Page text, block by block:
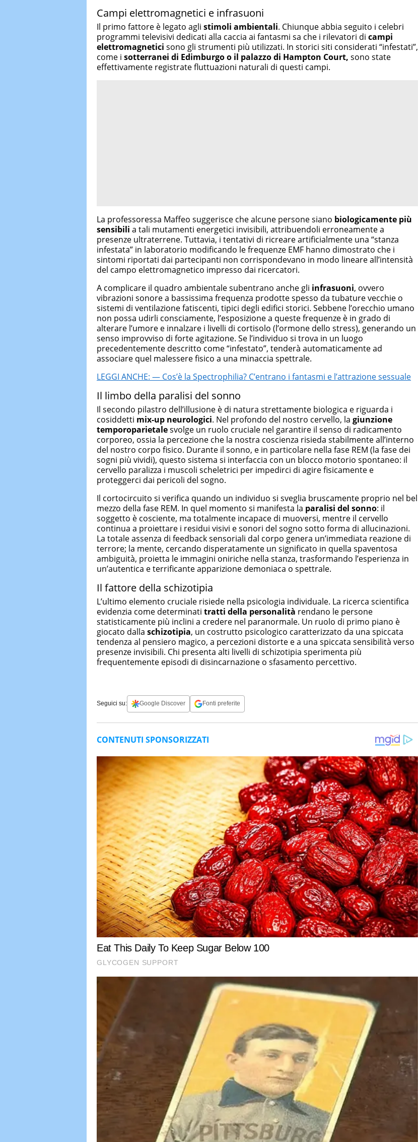
Campi elettromagnetici e infrasuoni
Il primo fattore è legato agli stimoli ambientali. Chiunque abbia seguito i celebri
programmi televisivi dedicati alla caccia ai fantasmi sa che i rilevatori di campi
elettromagnetici sono gli strumenti più utilizzati. In storici siti considerati “infestati”,
come i sotterranei di Edimburgo o il palazzo di Hampton Court, sono state
effettivamente registrate fluttuazioni naturali di questi campi.
La professoressa Maffeo suggerisce che alcune persone siano biologicamente più
sensibili a tali mutamenti energetici invisibili, attribuendoli erroneamente a
presenze ultraterrene. Tuttavia, i tentativi di ricreare artificialmente una “stanza
infestata” in laboratorio modificando le frequenze EMF hanno dimostrato che i
sintomi riportati dai partecipanti non corrispondevano in modo lineare all’intensità
del campo elettromagnetico impresso dai ricercatori.
A complicare il quadro ambientale subentrano anche gli infrasuoni, ovvero
vibrazioni sonore a bassissima frequenza prodotte spesso da tubature vecchie o
sistemi di ventilazione fatiscenti, tipici degli edifici storici. Sebbene l’orecchio umano
non possa udirli consciamente, l’esposizione a queste frequenze è in grado di
alterare l’umore e innalzare i livelli di cortisolo (l’ormone dello stress), generando un
senso improvviso di forte agitazione. Se l’individuo si trova in un luogo
precedentemente descritto come “infestato”, tenderà automaticamente ad
associare quel malessere fisico a una minaccia spettrale.
LEGGI ANCHE: — Cos’è la Spectrophilia? C’entrano i fantasmi e l’attrazione sessuale
Il limbo della paralisi del sonno
Il secondo pilastro dell’illusione è di natura strettamente biologica e riguarda i
cosiddetti mix-up neurologici. Nel profondo del nostro cervello, la giunzione
temporoparietalesvolge un ruolo cruciale nel garantire il senso di radicamento
corporeo, ossia la percezione che la nostra coscienza risieda stabilmente all’interno
del nostro corpo fisico. Durante il sonno, e in particolare nella fase REM (la fase dei
sogni più vividi), questo sistema si interfaccia con un blocco motorio spontaneo: il
cervello paralizza i muscoli scheletrici per impedirci di agire fisicamente e
proteggerci dai pericoli del sogno.
Il cortocircuito si verifica quando un individuo si sveglia bruscamente proprio nel bel
mezzo della fase REM. In quel momento si manifesta la paralisi del sonno: il
soggetto è cosciente, ma totalmente incapace di muoversi, mentre il cervello
continua a proiettare i residui visivi e sonori del sogno sotto forma di allucinazioni.
La totale assenza di feedback sensoriali dal corpo genera un’immediata reazione di
terrore; la mente, cercando disperatamente un significato in quella spaventosa
ambiguità, proietta le immagini oniriche nella stanza, trasformando l’esperienza in
un’autentica e terrificante apparizione demoniaca o spettrale.
Il fattore della schizotipia
L’ultimo elemento cruciale risiede nella psicologia individuale. La ricerca scientifica
evidenzia come determinati tratti della personalità rendano le persone
statisticamente più inclini a credere nel paranormale. Un ruolo di primo piano è
giocato dalla schizotipia, un costrutto psicologico caratterizzato da una spiccata
tendenza al pensiero magico, a percezioni distorte e a una spiccata sensibilità verso
presenze invisibili. Chi presenta alti livelli di schizotipia sperimenta più
frequentemente episodi di disincarnazione o sfasamento percettivo.
Seguici su: Google Discover Fonti preferite